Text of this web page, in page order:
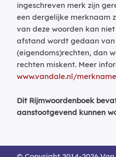
ingeschreven merk zijn
een dergelijke merknaam
van deze woorden kan
afstand wordt gedaan
(eigendoms)rechten, dan
rechten miskent. Meer
www.vandale.nl/
Dit Rijmwoordenboek
aanstootgevend kunnen